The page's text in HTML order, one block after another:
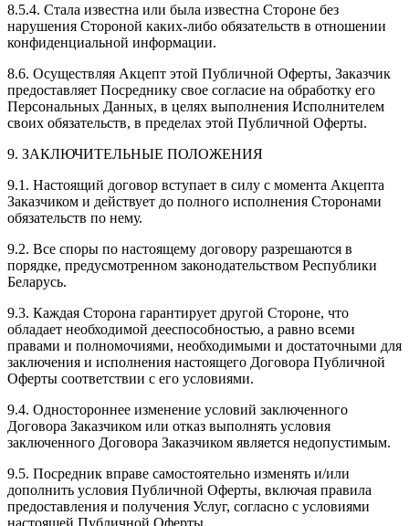
8.5.4. Стала известна или была известна Стороне без
нарушения Стороной каких-либо обязательств в отношении
конфиденциальной информации.
8.6. Осуществляя Акцепт этой Публичной Оферты, Заказчик
предоставляет Посреднику свое согласие на обработку его
Персональных Данных, в целях выполнения Исполнителем
своих обязательств, в пределах этой Публичной Оферты.
9. ЗАКЛЮЧИТЕЛЬНЫЕ ПОЛОЖЕНИЯ
9.1. Настоящий договор вступает в силу с момента Акцепта
Заказчиком и действует до полного исполнения Сторонами
обязательств по нему.
9.2. Все споры по настоящему договору разрешаются в
порядке, предусмотренном законодательством Республики
Беларусь.
9.3. Каждая Сторона гарантирует другой Стороне, что
обладает необходимой дееспособностью, а равно всеми
правами и полномочиями, необходимыми и достаточными для
заключения и исполнения настоящего Договора Публичной
Оферты соответствии с его условиями.
9.4. Одностороннее изменение условий заключенного
Договора Заказчиком или отказ выполнять условия
заключенного Договора Заказчиком является недопустимым.
9.5. Посредник вправе самостоятельно изменять и/или
дополнить условия Публичной Оферты, включая правила
предоставления и получения Услуг, согласно с условиями
настоящей Публичной Оферты.